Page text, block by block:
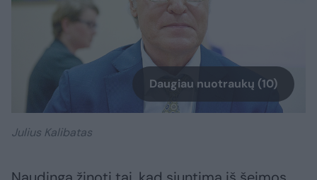
Daugiau nuotraukų (10)
Julius Kalibatas